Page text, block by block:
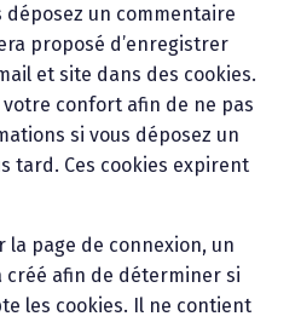
déposez un commentaire
proposé d’enregistrer
et site dans des cookies.
votre confort afin de ne pas
si vous déposez un
tard. Ces cookies expirent
la page de connexion, un
créé afin de déterminer si
les cookies. Il ne contient